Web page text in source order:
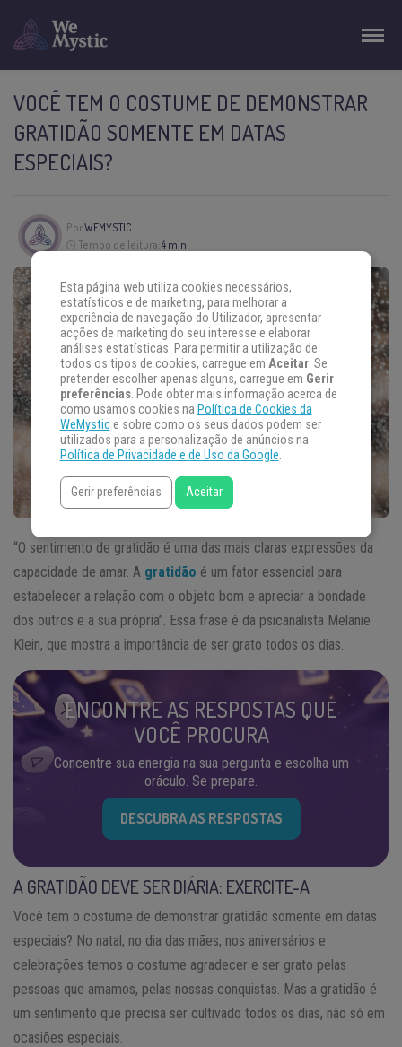
VOCÊ TEM O COSTUME DE DEMONSTRAR
GRATIDÃO SOMENTE EM DATAS
ESPECIAIS?
PorWEMYSTIC
Tempo de leitura:4 min
“O sentimento de gratidão é uma das mais claras expressões da
capacidade de amar. A gratidão é um fator essencial para
estabelecer a relação com o objeto bom e apreciar a bondade
dos outros e a sua própria”. Essa frase é da psicanalista Melanie
Klein, que mostra a importância de ser grato todos os dias.
ENCONTRE AS RESPOSTAS QUE
VOCÊ PROCURA
Concentre sua energia na sua pergunta e escolha um
oráculo. Se prepare.
DESCUBRA AS RESPOSTAS
A GRATIDÃO DEVE SER DIÁRIA: EXERCITE-A
Você tem o costume de demonstrar gratidão somente em datas
especiais? No natal, no dia das mães, nos aniversários e
celebrações temos o costume agradecer e ser grato pelas
pessoas que amamos, pelas nossas conquistas. Mas a gratidão é
um sentimento que precisa ser cultivado todos os dias, não só em
ocasiões especiais.
Esta página web utiliza cookies necessários,
estatísticos e de marketing, para melhorar a
experiência de navegação do Utilizador, apresentar
acções de marketing do seu interesse e elaborar
análises estatísticas. Para permitir a utilização de
todos os tipos de cookies, carregue em Aceitar. Se
pretender escolher apenas alguns, carregue em Gerir
preferências. Pode obter mais informação acerca de
como usamos cookies na Política de Cookies da
WeMystice sobre como os seus dados podem ser
utilizados para a personalização de anúncios na
Política de Privacidade e de Uso da Google.
Gerir preferências Aceitar